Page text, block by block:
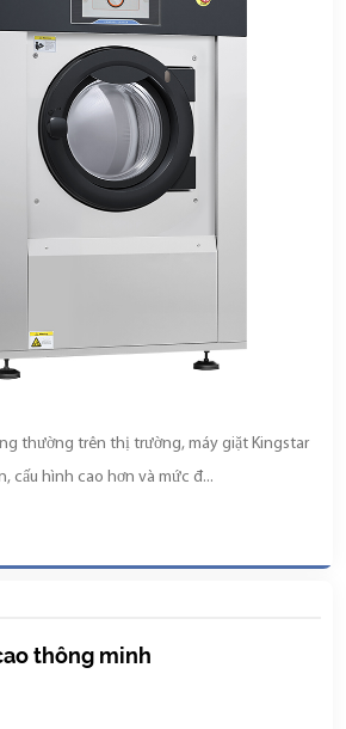
thường trên thị trường, máy giặt Kingstar
cấu hình cao hơn và mức đ...
thông minh